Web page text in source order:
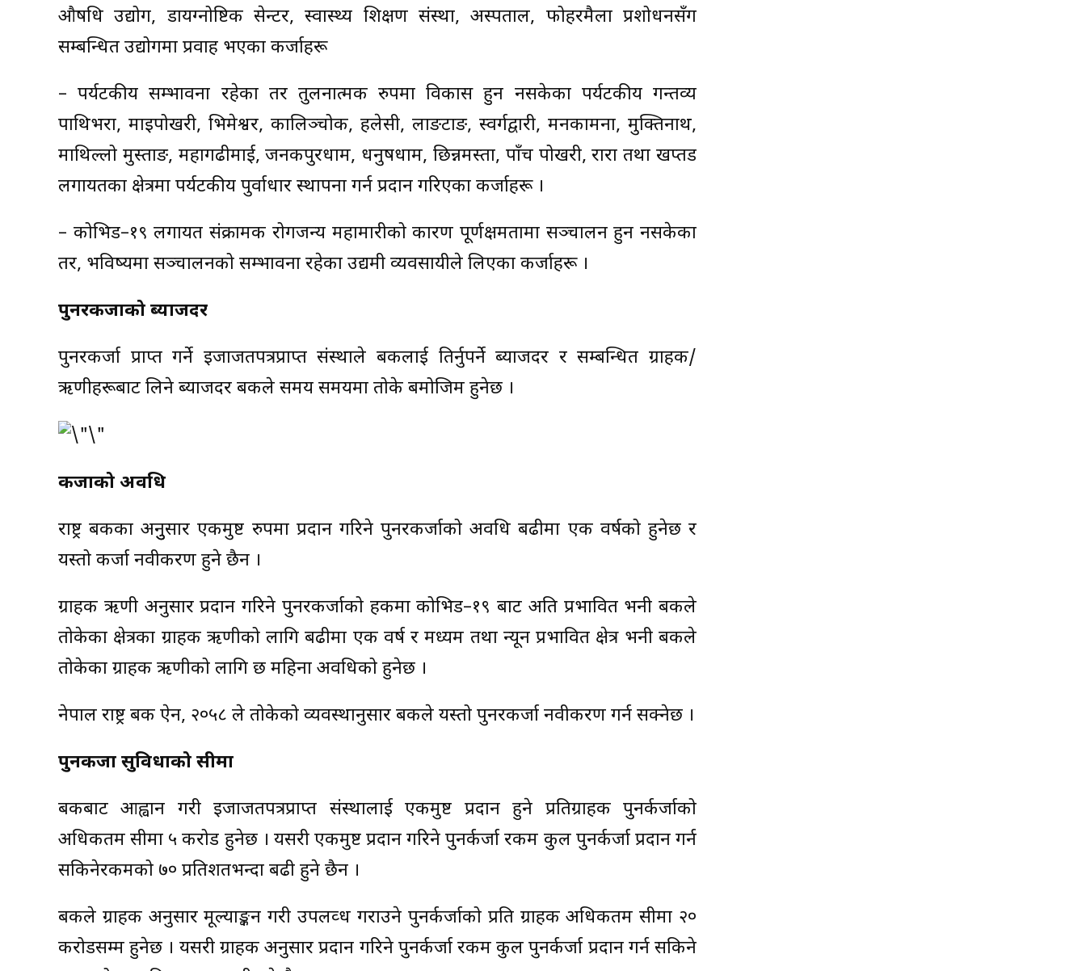
औषधि उद्योग, डायग्नोष्टिक सेन्टर, स्वास्थ्य शिक्षण संस्था, अस्पताल, फोहरमैला प्रशोधनसँग
सम्बन्धित उद्योगमा प्रवाह भएका कर्जाहरू
– पर्यटकीय सम्भावना रहेका तर तुलनात्मक रुपमा विकास हुन नसकेका पर्यटकीय गन्तव्य
पाथिभरा, माइपोखरी, भिमेश्वर, कालिञ्चोक, हलेसी, लाङटाङ, स्वर्गद्वारी, मनकामना, मुक्तिनाथ,
माथिल्लो मुस्ताङ, महागढीमाई, जनकपुरधाम, धनुषधाम, छिन्नमस्ता, पाँच पोखरी, रारा तथा खप्तड
लगायतका क्षेत्रमा पर्यटकीय पुर्वाधार स्थापना गर्न प्रदान गरिएका कर्जाहरू ।
– कोभिड–१९ लगायत संक्रामक रोगजन्य महामारीको कारण पूर्णक्षमतामा सञ्चालन हुन नसकेका
तर, भविष्यमा सञ्चालनको सम्भावना रहेका उद्यमी व्यवसायीले लिएका कर्जाहरू ।
पुनरकर्जाको ब्याजदर
पुनरकर्जा प्राप्त गर्ने इजाजतपत्रप्राप्त संस्थाले बैंकलाई तिर्नुपर्ने ब्याजदर र सम्बन्धित ग्राहक/
ऋणीहरूबाट लिने ब्याजदर बैंकले समय समयमा तोके बमोजिम हुनेछ ।
कर्जाको अवधि
राष्ट्र बैंकका अनुुसार एकमुष्ट रुपमा प्रदान गरिने पुनरकर्जाको अवधि बढीमा एक वर्षको हुनेछ र
यस्तो कर्जा नवीकरण हुने छैन ।
ग्राहक ऋणी अनुसार प्रदान गरिने पुनरकर्जाको हकमा कोभिड–१९ बाट अति प्रभावित भनी बैंकले
तोकेका क्षेत्रका ग्राहक ऋणीको लागि बढीमा एक वर्ष र मध्यम तथा न्यून प्रभावित क्षेत्र भनी बैंकले
तोकेका ग्राहक ऋणीको लागि छ महिना अवधिको हुनेछ ।
नेपाल राष्ट्र बैंक ऐन, २०५८ ले तोकेको व्यवस्थानुसार बैंकले यस्तो पुनरकर्जा नवीकरण गर्न सक्नेछ ।
पुनर्कर्जा सुविधाको सीमा
बैंकबाट आह्वान गरी इजाजतपत्रप्राप्त संस्थालाई एकमुष्ट प्रदान हुने प्रतिग्राहक पुनर्कर्जाको
अधिकतम सीमा ५ करोड हुनेछ । यसरी एकमुष्ट प्रदान गरिने पुनर्कर्जा रकम कुल पुनर्कर्जा प्रदान गर्न
सकिनेरकमको ७० प्रतिशतभन्दा बढी हुने छैन ।
बैंकले ग्राहक अनुसार मूल्याङ्कन गरी उपलव्ध गराउने पुनर्कर्जाको प्रति ग्राहक अधिकतम सीमा २०
करोडसम्म हुनेछ । यसरी ग्राहक अनुसार प्रदान गरिने पुनर्कर्जा रकम कुल पुनर्कर्जा प्रदान गर्न सकिने